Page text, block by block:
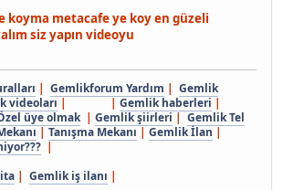
koyma metacafe ye koy en güzeli
siz yapın videoyu
| Gemlikforum Yardım | Gemlik
videoları | | Gemlik haberleri |
üye olmak| Gemlik şiirleri | Gemlik Tel
| Tanışma Mekanı | Gemlik İlan |
|
| Gemlik iş ilanı |